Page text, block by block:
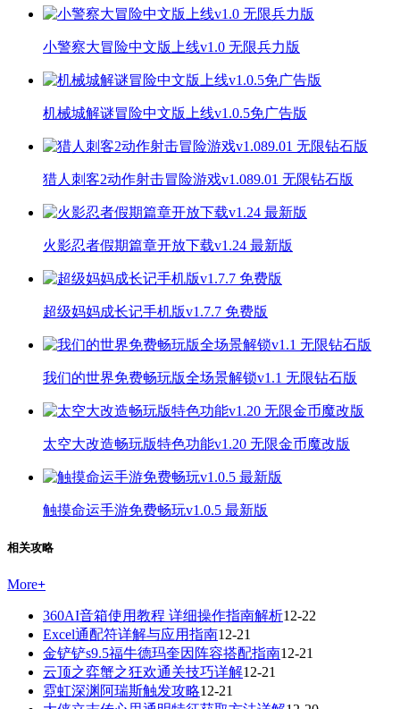
小警察大冒险中文版上线v1.0 无限兵力版
机械城解谜冒险中文版上线v1.0.5免广告版
猎人刺客2动作射击冒险游戏v1.089.01 无限钻石版
火影忍者假期篇章开放下载v1.24 最新版
超级妈妈成长记手机版v1.7.7 免费版
我们的世界免费畅玩版全场景解锁v1.1 无限钻石版
太空大改造畅玩版特色功能v1.20 无限金币魔改版
触摸命运手游免费畅玩v1.0.5 最新版
相关攻略
More+
360AI音箱使用教程 详细操作指南解析12-22
Excel通配符详解与应用指南12-21
金铲铲s9.5福牛德玛奎因阵容搭配指南12-21
云顶之弈蟹之狂欢通关技巧详解12-21
霓虹深渊阿瑞斯触发攻略12-21